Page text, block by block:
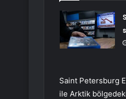
Saint Petersburg
ile Arktik